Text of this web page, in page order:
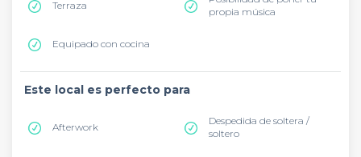
Terraza
propia música
Equipado con cocina
Este local es perfecto para
Afterwork
Despedida de soltera /
soltero